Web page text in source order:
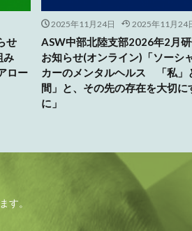
せ
み
ロー
2025年11月24日 2025年11月24
ASW中部北陸支部2026年2月
お知らせ(オンライン)「ソーシ
カーのメンタルヘルス 「私」
間」と、その先の存在を大切に
に」
す。